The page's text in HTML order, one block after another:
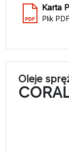
Karta
Plik
Oleje